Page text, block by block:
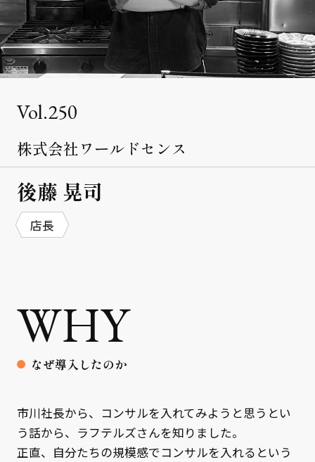
クライアント事例
セミナー
セミナー情報
250
株式会社ワールドセンス
後藤 晃司
店長
WHY
なぜ導入したのか
市川社長から、コンサルを入れてみようと思うとい
う話から、ラフテルズさんを知りました。
正直、自分たちの規模感でコンサルを入れるという